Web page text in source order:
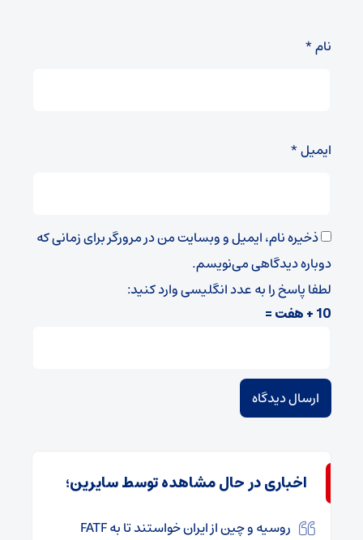
نام*
ایمیل*
ذخیره نام، ایمیل و وبسایت من در مرورگر برای زمانی که
دوباره دیدگاهی می‌نویسم.
لطفا پاسخ را به عدد انگلیسی وارد کنید:
10 + هفت =
اخباری در حال مشاهده توسط سایرین؛
روسیه و چین از ایران خواستند تا به FATF